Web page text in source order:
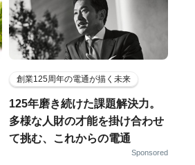
創業125周年の電通が描く未来
125年磨き続けた課題解決力。
多様な人財の才能を掛け合わせ
て挑む、これからの電通
Sponsored